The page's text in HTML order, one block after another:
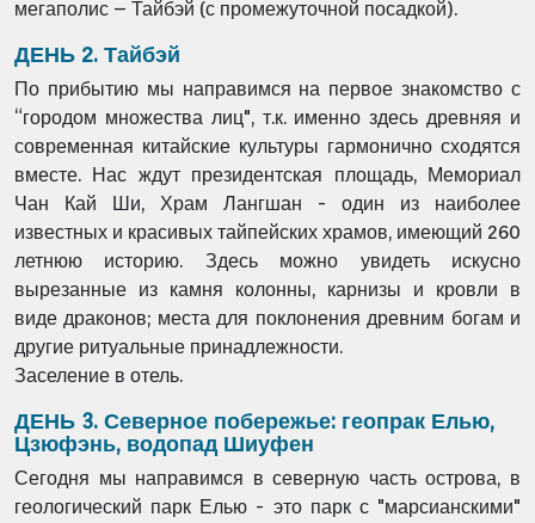
мегаполис – Тайбэй (с промежуточной посадкой).
ДЕНЬ 2. Тайбэй
По прибытию мы направимся на первое знакомство с
“городом множества лиц", т.к. именно здесь древняя и
современная китайские культуры гармонично сходятся
вместе. Нас ждут президентская площадь, Мемориал
Чан Кай Ши, Храм Лангшан - один из наиболее
известных и красивых тайпейских храмов, имеющий 260
летнюю историю. Здесь можно увидеть искусно
вырезанные из камня колонны, карнизы и кровли в
видедраконов; места для поклонения древним богам и
другие ритуальные принадлежности.
Заселение в отель.
ДЕНЬ 3. Северное побережье: геопрак Елью,
Цзюфэнь, водопад Шиуфен
Сегодня мы направимся в северную часть острова, в
геологический парк Елью - это парк с "марсианскими"